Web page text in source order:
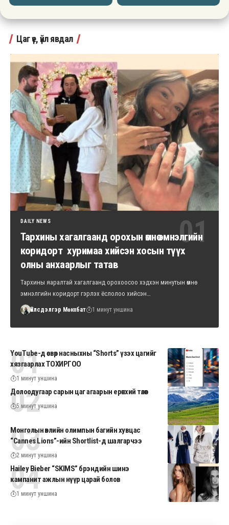
Цаг үе, үйл явдал
DAILY NEWS
Тархины хагалгаанд орохын өмнө эмнэлгийн
коридорт хуримаа хийсэн хосын түүх
олны анхаарлыг татав
Тархины яаралтай хагалгаанд орохоосоо хэдхэн минутын өмнө
эмнэлгийн коридорт гэрлэх ёслолоо хийсэн…
Үйлсдэлгэр Мөнхбат 1 минут уншина
YouTube-д өсвөр насныхны “Shorts” үзэх цагийг
хязгаарлах ТОХИРГОО
1 минут уншина
Долоодугаар сарын цаг агаарын ерөнхий төлөв
5 минут уншина
Монголын өвлийн олимпын багийн хувцас
“Cannes Lions”-ийн Shortlist-д шалгарчээ
2 минут уншина
Hailey Bieber “SKIMS” брэндийн шинэ
кампанит ажлын нүүр царай болов
1 минут уншина